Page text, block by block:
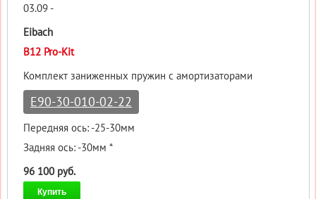
03.09 -
Eibach
B12 Pro-Kit
Комплект заниженных пружин с амортизаторами
E90-30-010-02-22
Передняя ось: -25-30мм
Задняя ось: -30мм *
96 100 руб.
Купить